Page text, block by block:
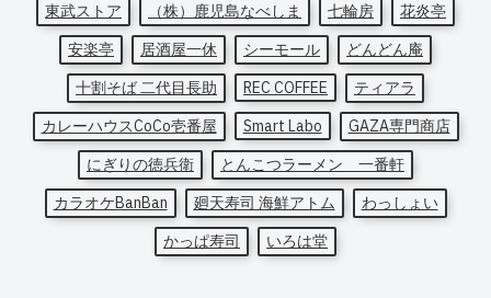
東武ストア
（株）鹿児島なべしま 七輪房
花炎亭
安楽亭
居酒屋一休 シーモール
どんどん庵
十割そば 二代目長助
REC COFFEE
ティアラ
カレーハウスCoCo壱番屋
Smart Labo
GAZA専門商店
にぎりの徳兵衛
とんこつラーメン 一番軒
カラオケBanBan
廻天寿司 海鮮アトム
わっしょい
かっぱ寿司
いろは堂